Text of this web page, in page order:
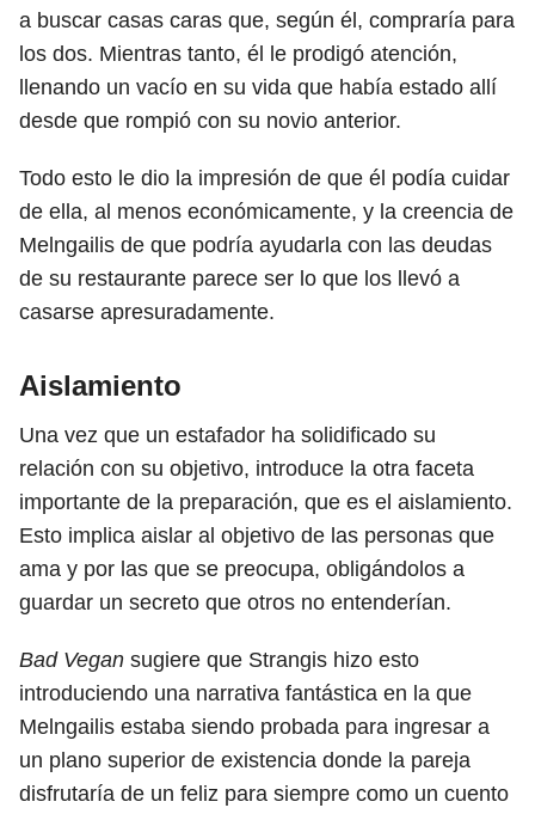
a buscar casas caras que, según él, compraría para
los dos. Mientras tanto, él le prodigó atención,
llenando un vacío en su vida que había estado allí
desde que rompió con su novio anterior.
Todo esto le dio la impresión de que él podía cuidar
de ella, al menos económicamente, y la creencia de
Melngailis de que podría ayudarla con las deudas
de su restaurante parece ser lo que los llevó a
casarse apresuradamente.
Aislamiento
Una vez que un estafador ha solidificado su
relación con su objetivo, introduce la otra faceta
importante de la preparación, que es el aislamiento.
Esto implica aislar al objetivo de las personas que
ama y por las que se preocupa, obligándolos a
guardar un secreto que otros no entenderían.
Bad Vegan sugiere que Strangis hizo esto
introduciendo una narrativa fantástica en la que
Melngailis estaba siendo probada para ingresar a
un plano superior de existencia donde la pareja
disfrutaría de un feliz para siempre como un cuento